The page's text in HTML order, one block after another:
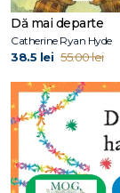
Dă mai departe
Catherine Ryan Hyde
38.5 lei 55.00 lei